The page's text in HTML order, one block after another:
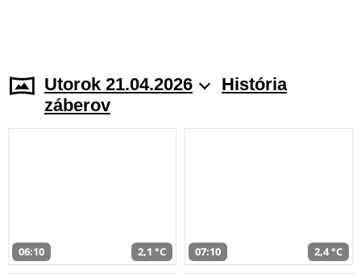
Utorok 21.04.2026
História
záberov
06:10 2,1 °C 07:10 2,4 °C